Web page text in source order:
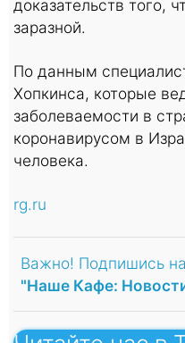
доказательств того,
заразной.
По данным
Хопкинса, которые
заболеваемости в
коронавирусом в
человека.
rg.ru
Важно! Подпишись
"Наше Кафе: